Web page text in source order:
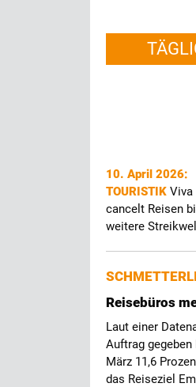
10. April 2026:
TOURISTIK Viva
cancelt Reisen
weitere
Reisebüros
Laut einer
Auftrag
März 11,6
das Reiseziel